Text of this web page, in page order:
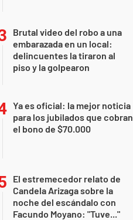
Brutal video del robo a una
embarazada en un local:
delincuentes la tiraron al
piso y la golpearon
Ya es oficial: la mejor noticia
para los jubilados que cobran
el bono de $70.000
El estremecedor relato de
Candela Arizaga sobre la
noche del escándalo con
Facundo Moyano: "Tuve..."